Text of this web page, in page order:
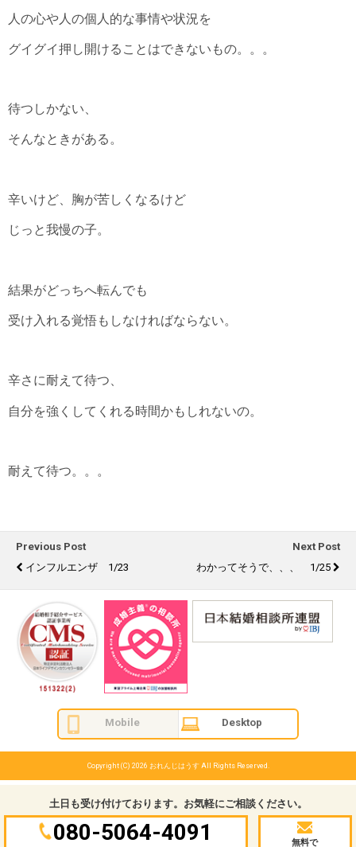
人の心や人の個人的な事情や状況を
グイグイ押し開けることはできないもの。。。
待つしかない、
そんなときがある。
辛いけど、胸が苦しくなるけど
じっと我慢の子。
結果がどっちへ転んでも
受け入れる覚悟もしなければならない。
辛さに耐えて待つ、
自分を強くしてくれる時間かもしれないの。
耐えて待つ。。。
Previous Post
インフルエンザ 1/23
Next Post
わかってそうで、、、 1/25
Mobile Desktop
土日も受け付けております。お気軽にご相談ください。
080-5064-4091 無料で
Copyright (C) 2026 おれんじはうすAll Rights Reserved.